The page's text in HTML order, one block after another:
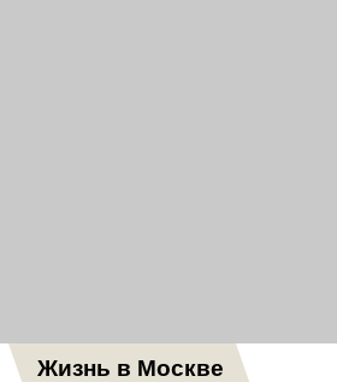
Жизнь в Москве